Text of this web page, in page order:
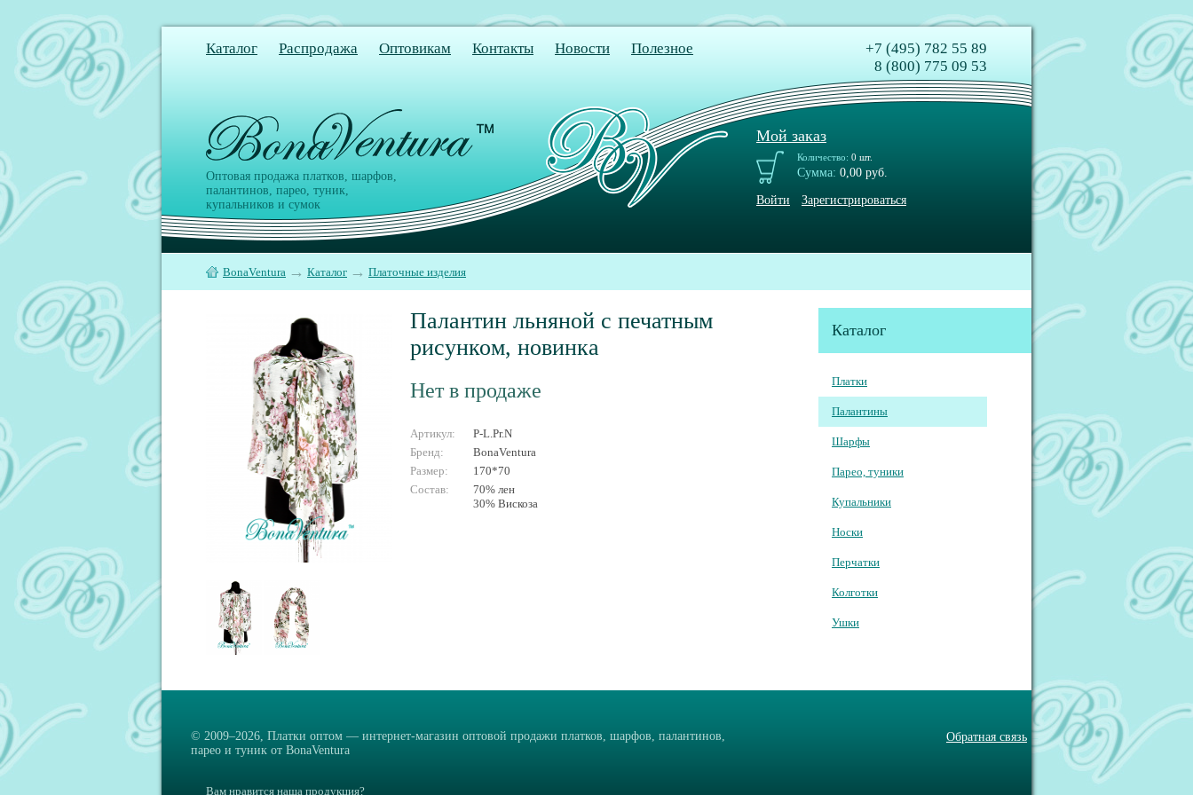
Каталог Распродажа Оптовикам Контакты Новости Полезное
+7 (495) 782 55 89
8 (800) 775 09 53
Оптовая продажа платков, шарфов,
палантинов, парео, туник,
купальников и сумок
Мой заказ
Количество: 0 шт.
Сумма: 0,00 руб.
Войти Зарегистрироваться
BonaVentura → Каталог → Платочные изделия
Палантин льняной с печатным
рисунком, новинка
Нет в продаже
Артикул:
P-L.Pr.N
Бренд:
BonaVentura
Размер:
170*70
Состав:
70% лен
30% Вискоза
Каталог
Платки
Палантины
Шарфы
Парео, туники
Купальники
Носки
Перчатки
Колготки
Ушки
Обратная связь
© 2009–2026, Платки оптом — интернет-магазин оптовой продажи платков, шарфов, палантинов,
парео и туник от BonaVentura
Вам нравится наша продукция?